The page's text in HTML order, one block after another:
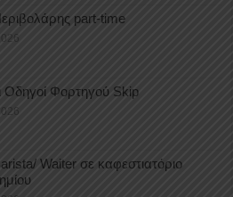
part-time
Οδηγοί Φορτηγού Skip
Waiter σε καφεστιατόριο